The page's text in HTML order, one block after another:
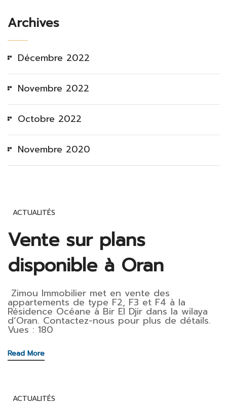
ACTUALITÉS
Vente sur plans
disponible à Oran
Zimou Immobilier met en vente des
appartements de type F2, F3 et F4 à la
Résidence Océane à Bir El Djir dans la wilaya
d’Oran. Contactez-nous pour plus de détails.
Vues : 180
Read More
ACTUALITÉS
Archives
Décembre 2022
Novembre 2022
Octobre 2022
Novembre 2020